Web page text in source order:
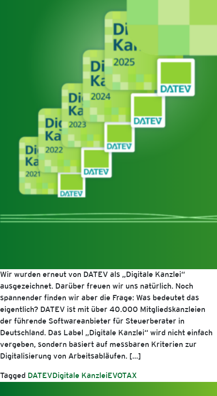
Wir wurden erneut von DATEV als „Digitale Kanzlei“
ausgezeichnet. Darüber freuen wir uns natürlich. Noch
spannender finden wir aber die Frage: Was bedeutet das
eigentlich? DATEV ist mit über 40.000 Mitgliedskanzleien
der führende Softwareanbieter für Steuerberater in
Deutschland. Das Label „Digitale Kanzlei“ wird nicht einfach
vergeben, sondern basiert auf messbaren Kriterien zur
Digitalisierung von Arbeitsabläufen. […]
Tagged DATEV Digitale Kanzlei EVOTAX